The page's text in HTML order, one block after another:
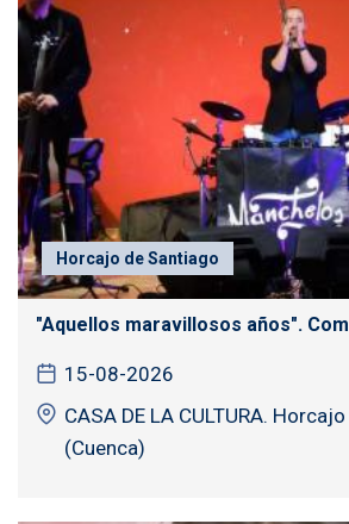
Horcajo de Santiago
"Aquellos maravillosos años".
15-08-2026
CASA DE LA CULTURA.
(Cuenca)